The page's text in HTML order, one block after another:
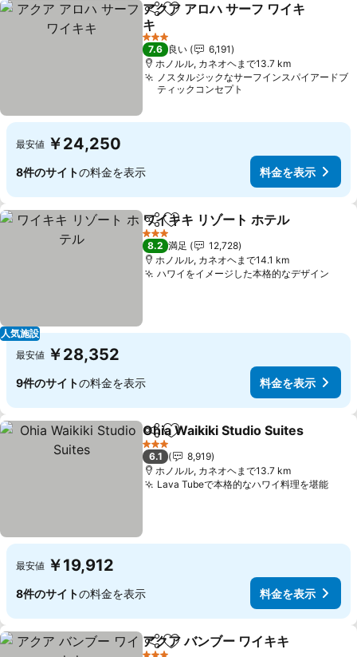
シェアお気に入りに追加
アクア アロハ サーフ ワイキ
キ
料金を表示
3 ホテルのランク
7.6 良い
6,191
ホノルル, カネオヘまで13.7 km
ノスタルジックなサーフインスパイアードブ
ティックコンセプト
最安値 ￥24,250
8件のサイトの料金を表示 料金を表示
人気施設
シェアお気に入りに追加
ワイキキ リゾート ホテル
3 ホテルのランク
8.2 満足
12,728
ホノルル, カネオヘまで14.1 km
ハワイをイメージした本格的なデザイン
最安値 ￥28,352
9件のサイトの料金を表示 料金を表示
シェアお気に入りに追加
Ohia Waikiki Studio Suites
3 ホテルのランク
6.1
8,919
ホノルル, カネオヘまで13.7 km
Lava Tubeで本格的なハワイ料理を堪能料金
最安値 ￥19,912
8件のサイトの料金を表示 料金を表示
シェアお気に入りに追加
アクア バンブー ワイキキ